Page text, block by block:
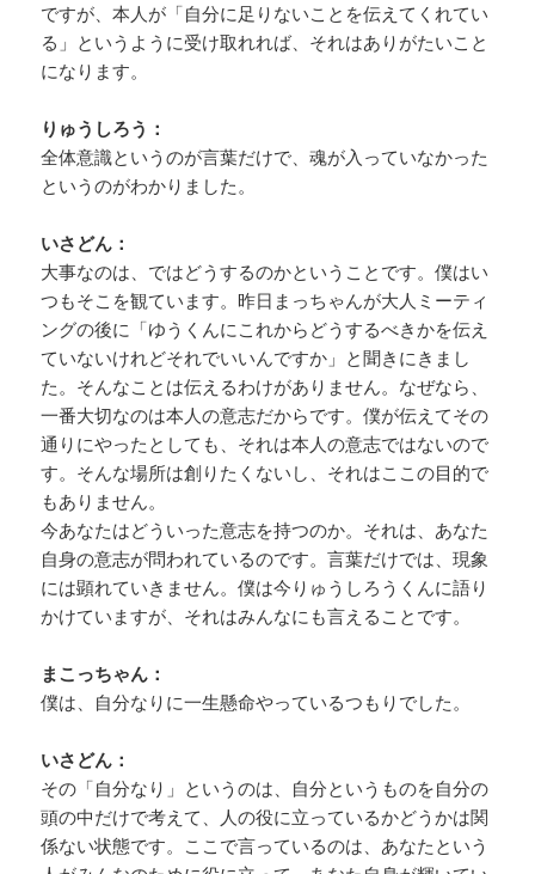
ですが、本人が「自分に足りないことを伝えてくれてい
る」というように受け取れれば、それはありがたいこと
になります。
りゅうしろう：
全体意識というのが言葉だけで、魂が入っていなかった
というのがわかりました。
いさどん：
大事なのは、ではどうするのかということです。僕はい
つもそこを観ています。昨日まっちゃんが大人ミーティ
ングの後に「ゆうくんにこれからどうするべきかを伝え
ていないけれどそれでいいんですか」と聞きにきまし
た。そんなことは伝えるわけがありません。なぜなら、
一番大切なのは本人の意志だからです。僕が伝えてその
通りにやったとしても、それは本人の意志ではないので
す。そんな場所は創りたくないし、それはここの目的で
もありません。
今あなたはどういった意志を持つのか。それは、あなた
自身の意志が問われているのです。言葉だけでは、現象
には顕れていきません。僕は今りゅうしろうくんに語り
かけていますが、それはみんなにも言えることです。
まこっちゃん：
僕は、自分なりに一生懸命やっているつもりでした。
いさどん：
その「自分なり」というのは、自分というものを自分の
頭の中だけで考えて、人の役に立っているかどうかは関
係ない状態です。ここで言っているのは、あなたという